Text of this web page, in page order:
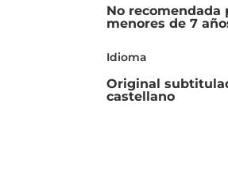
No recomendada
menores de 7
Idioma
Original
castellano